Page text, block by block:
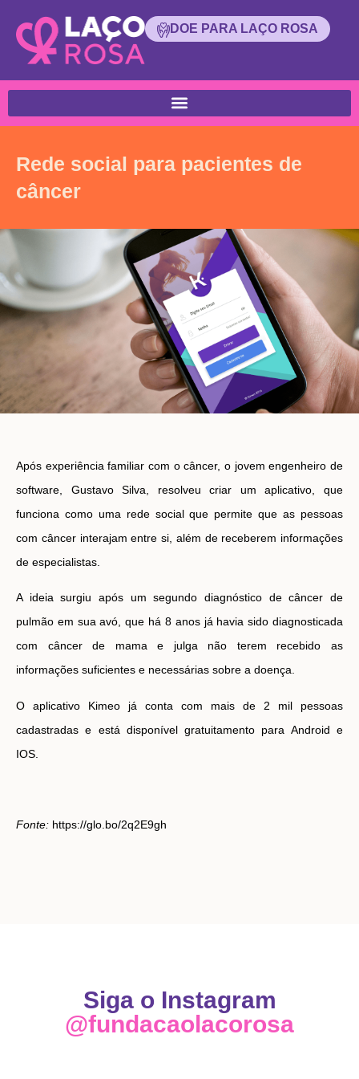
DOE PARA LAÇO ROSA
Rede social para pacientes de
câncer
Após experiência familiar com o câncer, o jovem engenheiro de
software, Gustavo Silva, resolveu criar um aplicativo, que
funciona como uma rede social que permite que as pessoas
com câncer interajam entre si, além de receberem informações
de especialistas.
A ideia surgiu após um segundo diagnóstico de câncer de
pulmão em sua avó, que há 8 anos já havia sido diagnosticada
com câncer de mama e julga não terem recebido as
informações suficientes e necessárias sobre a doença.
O aplicativo Kimeo já conta com mais de 2 mil pessoas
cadastradas e está disponível gratuitamento para Android e
IOS.
Fonte: https://glo.bo/2q2E9gh
Siga o Instagram
@fundacaolacorosa